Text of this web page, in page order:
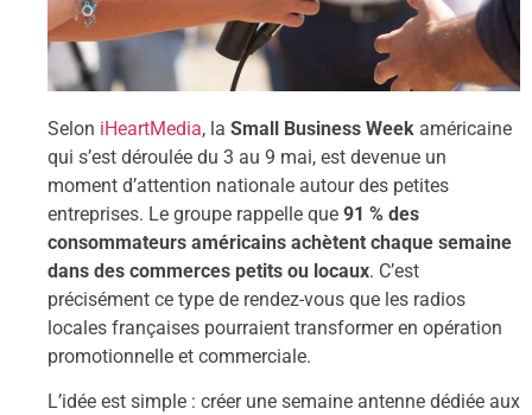
Selon iHeartMedia, la Small Business Week américaine
qui s’est déroulée du 3 au 9 mai, est devenue un
moment d’attention nationale autour des petites
entreprises. Le groupe rappelle que 91 % des
consommateurs américains achètent chaque semaine
dans des commerces petits ou locaux. C’est
précisément ce type de rendez-vous que les radios
locales françaises pourraient transformer en opération
promotionnelle et commerciale.
L’idée est simple : créer une semaine antenne dédiée aux